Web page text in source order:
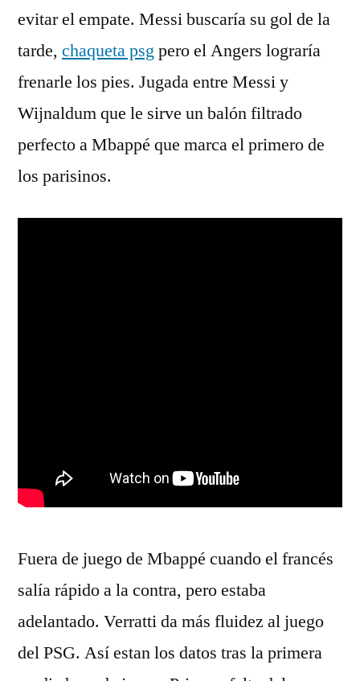
evitar el empate. Messi buscaría su gol de la
tarde, chaqueta psgpero el Angers lograría
frenarle los pies. Jugada entre Messi y
Wijnaldum que le sirve un balón filtrado
perfecto a Mbappé que marca el primero de
los parisinos.
Fuera de juego de Mbappé cuando el francés
salía rápido a la contra, pero estaba
adelantado. Verratti da más fluidez al juego
del PSG. Así estan los datos tras la primera